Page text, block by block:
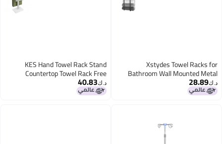
Xstydes Towel Racks for
Bathroom Wall Mounted Metal
Towel Holder with Wooden Shelf
for Folding Large Towels Towel
د.ك‏28.89
KES Hand Towel Rack Stand
Countertop Towel Rack Free
Standing SShape Hand Towel
Holder with Marble Base for
د.ك‏40.83